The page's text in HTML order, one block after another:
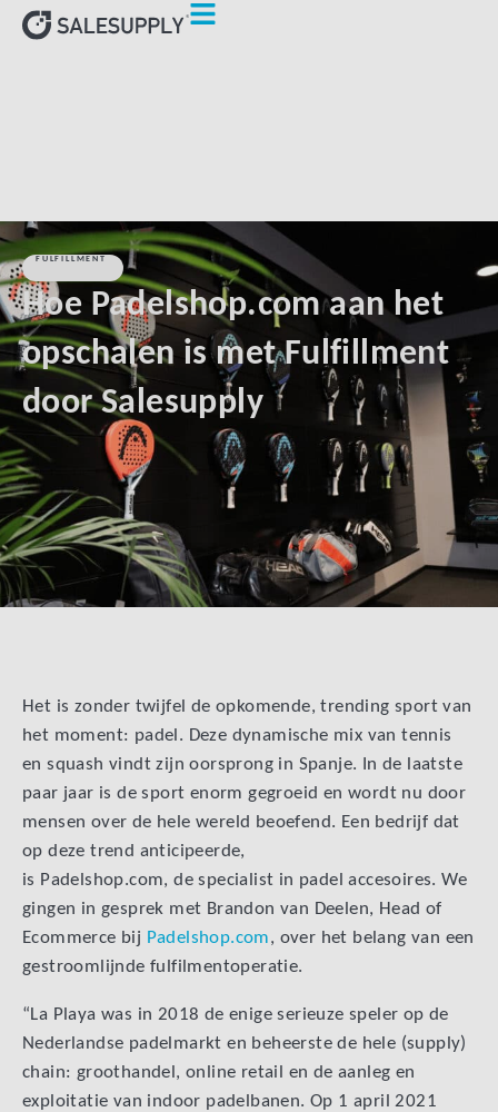
FULFILLMENT
Hoe Padelshop.com aan het
opschalen is met Fulfillment
door Salesupply
Het is zonder twijfel de opkomende, trending sport van
het moment: padel. Deze dynamische mix van tennis
en squash vindt zijn oorsprong in Spanje. In de laatste
paar jaar is de sport enorm gegroeid en wordt nu door
mensen over de hele wereld beoefend. Een bedrijf dat
op deze trend anticipeerde,
is Padelshop.com, de specialist in padel accesoires. We
gingen in gesprek met Brandon van Deelen, Head of
Ecommerce bij Padelshop.com, over het belang van een
gestroomlijnde fulfilmentoperatie.
“La Playa was in 2018 de enige serieuze speler op de
Nederlandse padelmarkt en beheerste de hele (supply)
chain: groothandel, online retail en de aanleg en
exploitatie van indoor padelbanen. Op 1 april 2021